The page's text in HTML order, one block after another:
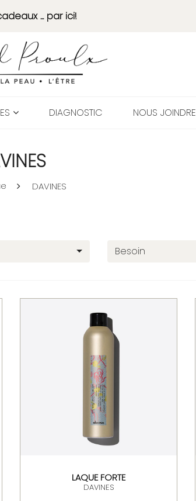
... par ici!
DIAGNOSTIC NOUS JOINDRE
DAVINES
Besoin
LAQUE FORTE
DAVINES